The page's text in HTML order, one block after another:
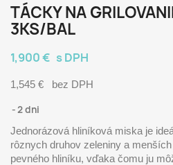
TÁCKY NA
3KS/BAL
1,900 € s DPH
1,545 € bez DPH
2 dni
Jednorázová hliníková miska je
rôznych druhov zeleniny a
pevného hliníku, vďaka čomu ju